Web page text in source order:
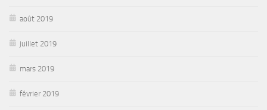
août 2019
juillet 2019
mars 2019
février 2019